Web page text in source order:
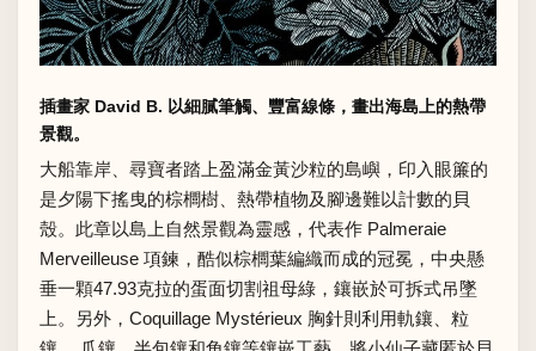
插畫家 David B. 以細膩筆觸、豐富線條，畫出海島上的熱帶
景觀。
大船靠岸、尋寶者踏上盈滿金黃沙粒的島嶼，印入眼簾的
是夕陽下搖曳的棕櫚樹、熱帶植物及腳邊難以計數的貝
殼。此章以島上自然景觀為靈感，代表作 Palmeraie
Merveilleuse 項鍊，酷似棕櫚葉編織而成的冠冕，中央懸
垂一顆47.93克拉的蛋面切割祖母綠，鑲嵌於可拆式吊墜
上。另外，Coquillage Mystérieux 胸針則利用軌鑲、粒